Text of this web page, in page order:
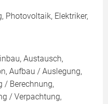
Photovoltaik, Elektriker,
Austausch,
Aufbau / Auslegung,
/ Berechnung,
/ Verpachtung,